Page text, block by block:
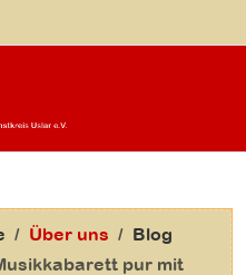
Über uns
Blog
pur mit